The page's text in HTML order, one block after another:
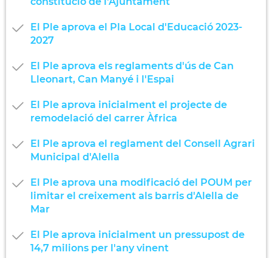
El Ple aprova el Pla Local d'Educació 2023-
2027
El Ple aprova els reglaments d'ús de Can
Lleonart, Can Manyé i l'Espai
El Ple aprova inicialment el projecte de
remodelació del carrer Àfrica
El Ple aprova el reglament del Consell Agrari
Municipal d'Alella
El Ple aprova una modificació del POUM per
limitar el creixement als barris d'Alella de
Mar
El Ple aprova inicialment un pressupost de
14,7 milions per l'any vinent